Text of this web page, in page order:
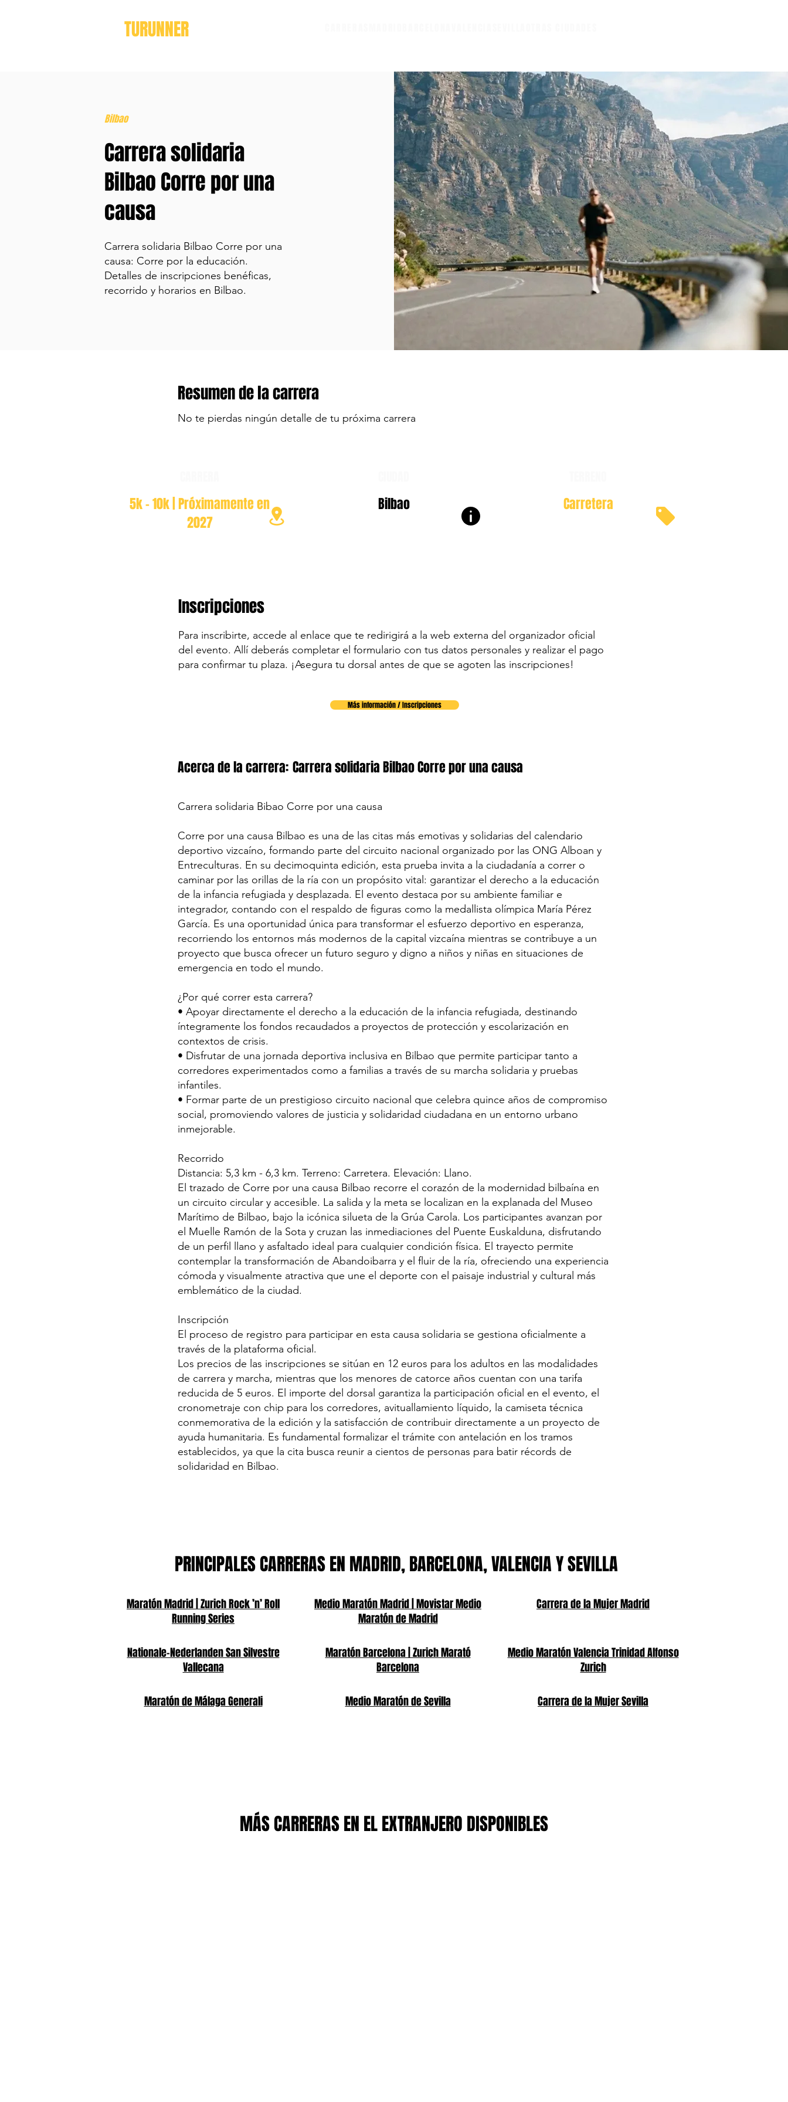
TURUNNER
Bilbao
Carrera solidaria
Bilbao Corre por una
causa
Carrera solidaria Bilbao Corre por una
causa: Corre por la educación.
Detalles de inscripciones benéficas,
recorrido y horarios en Bilbao.
Resumen de la carrera
No te pierdas ningún detalle de tu próxima carrera
5k - 10k | Próximamente en
2027
Bilbao Carretera
Inscripciones
Para inscribirte, accede al enlace que te redirigirá a la web externa del organizador oficial
del evento. Allí deberás completar el formulario con tus datos personales y realizar el pago
para confirmar tu plaza. ¡Asegura tu dorsal antes de que se agoten las inscripciones!
Más información / Inscripciones
Acerca de la carrera: Carrera solidaria Bilbao Corre por una causa
Carrera solidaria Bibao Corre por una causa
Corre por una causa Bilbao es una de las citas más emotivas y solidarias del calendario
deportivo vizcaíno, formando parte del circuito nacional organizado por las ONG Alboan y
Entreculturas. En su decimoquinta edición, esta prueba invita a la ciudadanía a correr o
caminar por las orillas de la ría con un propósito vital: garantizar el derecho a la educación
de la infancia refugiada y desplazada. El evento destaca por su ambiente familiar e
integrador, contando con el respaldo de figuras como la medallista olímpica María Pérez
García. Es una oportunidad única para transformar el esfuerzo deportivo en esperanza,
recorriendo los entornos más modernos de la capital vizcaína mientras se contribuye a un
proyecto que busca ofrecer un futuro seguro y digno a niños y niñas en situaciones de
emergencia en todo el mundo.
¿Por qué correr esta carrera?
• Apoyar directamente el derecho a la educación de la infancia refugiada, destinando
íntegramente los fondos recaudados a proyectos de protección y escolarización en
contextos de crisis.
• Disfrutar de una jornada deportiva inclusiva en Bilbao que permite participar tanto a
corredores experimentados como a familias a través de su marcha solidaria y pruebas
infantiles.
• Formar parte de un prestigioso circuito nacional que celebra quince años de compromiso
social, promoviendo valores de justicia y solidaridad ciudadana en un entorno urbano
inmejorable.
Recorrido
Distancia: 5,3 km - 6,3 km. Terreno: Carretera. Elevación: Llano.
El trazado de Corre por una causa Bilbao recorre el corazón de la modernidad bilbaína en
un circuito circular y accesible. La salida y la meta se localizan en la explanada del Museo
Marítimo de Bilbao, bajo la icónica silueta de la Grúa Carola. Los participantes avanzan por
el Muelle Ramón de la Sota y cruzan las inmediaciones del Puente Euskalduna, disfrutando
de un perfil llano y asfaltado ideal para cualquier condición física. El trayecto permite
contemplar la transformación de Abandoibarra y el fluir de la ría, ofreciendo una experiencia
cómoda y visualmente atractiva que une el deporte con el paisaje industrial y cultural más
emblemático de la ciudad.
Inscripción
El proceso de registro para participar en esta causa solidaria se gestiona oficialmente a
través de la plataforma oficial.
Los precios de las inscripciones se sitúan en 12 euros para los adultos en las modalidades
de carrera y marcha, mientras que los menores de catorce años cuentan con una tarifa
reducida de 5 euros. El importe del dorsal garantiza la participación oficial en el evento, el
cronometraje con chip para los corredores, avituallamiento líquido, la camiseta técnica
conmemorativa de la edición y la satisfacción de contribuir directamente a un proyecto de
ayuda humanitaria. Es fundamental formalizar el trámite con antelación en los tramos
establecidos, ya que la cita busca reunir a cientos de personas para batir récords de
solidaridad en Bilbao.
PRINCIPALES CARRERAS EN MADRID, BARCELONA, VALENCIA Y SEVILLA
Maratón Madrid | Zurich Rock ’n’ Roll
Running Series
Medio Maratón Madrid | Movistar Medio
Maratón de Madrid
Carrera de la Mujer Madrid
Nationale-Nederlanden San Silvestre
Vallecana
Maratón Barcelona | Zurich Marató
Barcelona
Medio Maratón Valencia Trinidad Alfonso
Zurich
Maratón de Málaga Generali Medio Maratón de Sevilla Carrera de la Mujer Sevilla
MÁS CARRERAS EN EL EXTRANJERO DISPONIBLES